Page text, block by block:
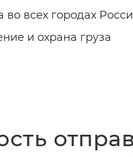
во всех городах
и охрана груза